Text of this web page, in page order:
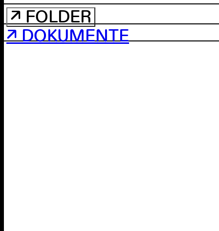
↗ FOLDER
↗ DOKUMENTE